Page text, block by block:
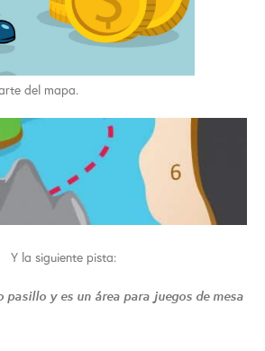
del mapa.
Y la siguiente pista:
pasillo y es un área para juegos de mesa